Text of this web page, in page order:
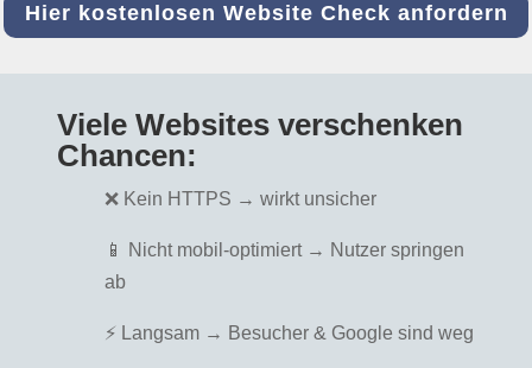
Hier kostenlosen Website Check anfordern
Viele Websites verschenken
Chancen:
❌ Kein HTTPS → wirkt unsicher
📱 Nicht mobil-optimiert → Nutzer springen
ab
⚡ Langsam → Besucher & Google sind weg